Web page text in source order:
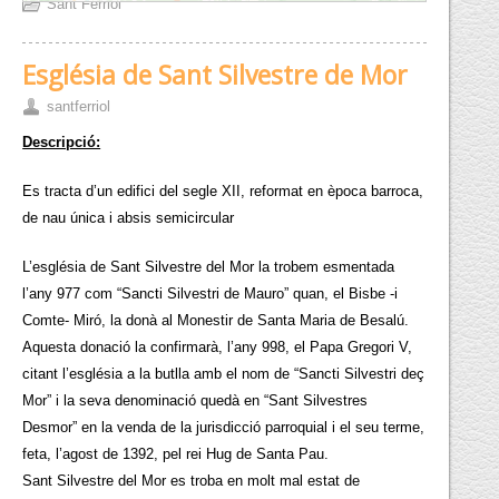
Sant Ferriol
Església de Sant Silvestre de Mor
santferriol
Descripció:
Es tracta d’un edifici del segle XII, reformat en època barroca,
de nau única i absis semicircular
L’església de Sant Silvestre del Mor la trobem esmentada
l’any 977 com “Sancti Silvestri de Mauro” quan, el Bisbe -i
Comte- Miró, la donà al Monestir de Santa Maria de Besalú.
Aquesta donació la confirmarà, l’any 998, el Papa Gregori V,
citant l’església a la butlla amb el nom de “Sancti Silvestri deç
Mor” i la seva denominació quedà en “Sant Silvestres
Desmor” en la venda de la jurisdicció parroquial i el seu terme,
feta, l’agost de 1392, pel rei Hug de Santa Pau.
Sant Silvestre del Mor es troba en molt mal estat de